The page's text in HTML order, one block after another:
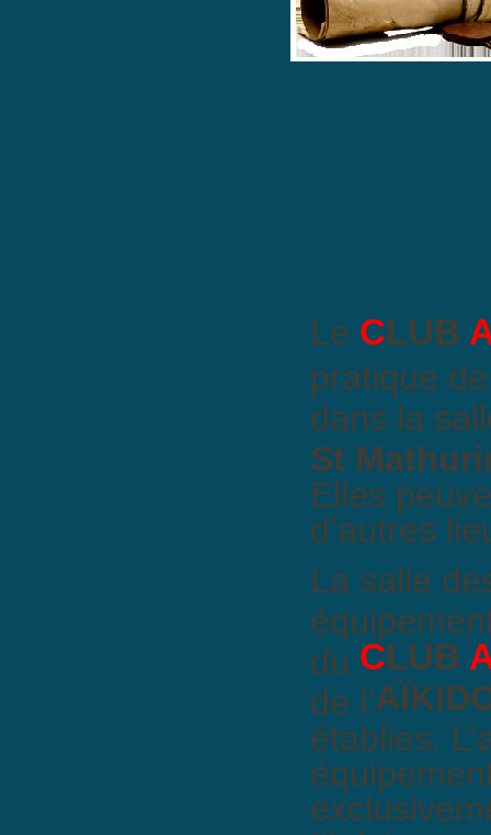
Le CLUB
pratique de
dans la
St
Elles
d’autres
La salle
du CLUB
de l’
établies.